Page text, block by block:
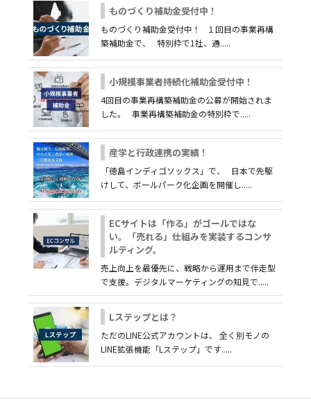
ものづくり補助金受付中！
ものづくり補助金受付中！ １回目の事業再構
築補助金で、 特別枠で1社、通.....
小規模事業者持続化補助金受付中！
4回目の事業再構築補助金の公募が開始されま
した。 事業再構築補助金の特別枠で.....
産学と行政連携の実績！
「徳島インディゴソックス」で、 日本で先駆
けして、ボールパーク化企画を開催し.....
ECサイトは「作る」がゴールではな
い。「売れる」仕組みを実装するコンサ
ルティング。
売上向上を最優先に、戦略から運用まで伴走型
で支援。デジタルマーケティングの知見で.....
Lステップとは？
ただのLINE公式アカウントは、 全く別モノの
LINE拡張機能「Lステップ」です.....